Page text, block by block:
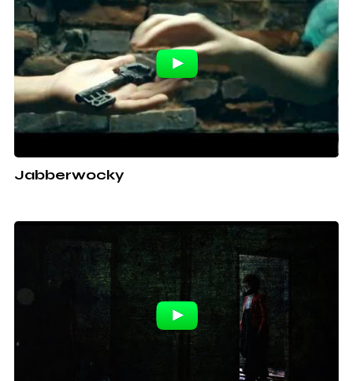
Jabberwocky